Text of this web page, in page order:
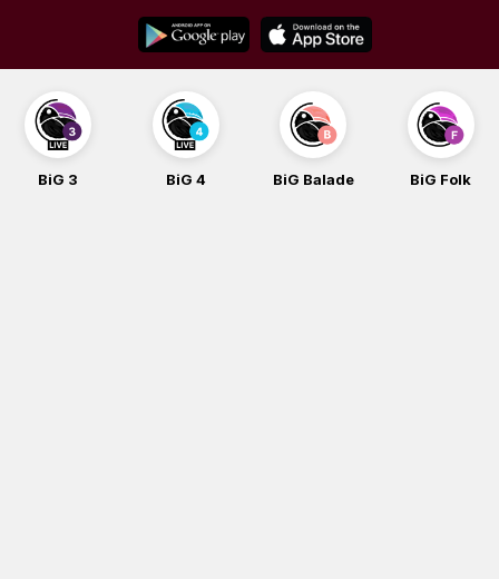
content
BiG 3 BiG 4 BiG Balade BiG Folk